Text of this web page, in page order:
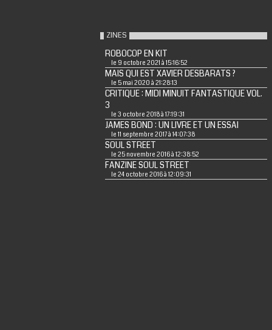
ZINES
ROBOCOP EN KIT
le 9 octobre 2021 à 15:16:52
MAIS QUI EST XAVIER DESBARATS ?
le 5 mai 2020 à 21:28:13
CRITIQUE : MIDI MINUIT FANTASTIQUE VOL.
3
le 3 octobre 2018 à 17:19:31
JAMES BOND : UN LIVRE ET UN ESSAI
le 11 septembre 2017 à 14:07:38
SOUL STREET
le 25 novembre 2016 à 12:38:52
FANZINE SOUL STREET
le 24 octobre 2016 à 12:09:31